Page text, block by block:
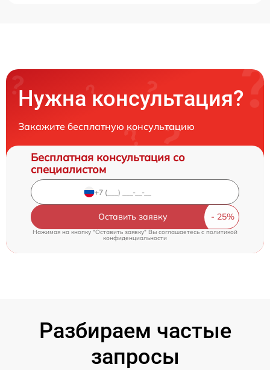
Нужна консультация?
Закажите бесплатную консультацию
Бесплатная консультация со
специалистом
Оставить заявку
Нажимая на кнопку "Оставить заявку" Вы соглашаетесь cполитикой
конфиденциальности
Разбираем частые
запросы